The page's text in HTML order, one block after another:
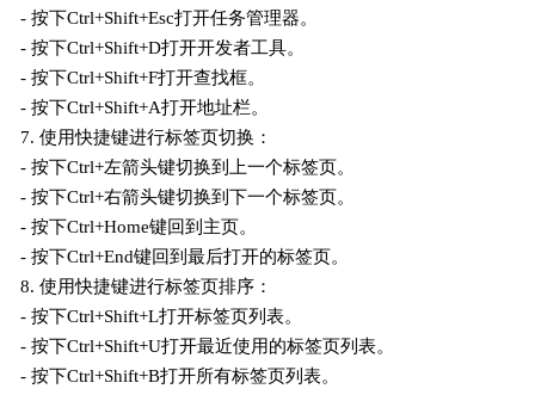
- 按下Ctrl+Shift+Esc打开任务管理器。
- 按下Ctrl+Shift+D打开开发者工具。
- 按下Ctrl+Shift+F打开查找框。
- 按下Ctrl+Shift+A打开地址栏。
7. 使用快捷键进行标签页切换：
- 按下Ctrl+左箭头键切换到上一个标签页。
- 按下Ctrl+右箭头键切换到下一个标签页。
- 按下Ctrl+Home键回到主页。
- 按下Ctrl+End键回到最后打开的标签页。
8. 使用快捷键进行标签页排序：
- 按下Ctrl+Shift+L打开标签页列表。
- 按下Ctrl+Shift+U打开最近使用的标签页列表。
- 按下Ctrl+Shift+B打开所有标签页列表。